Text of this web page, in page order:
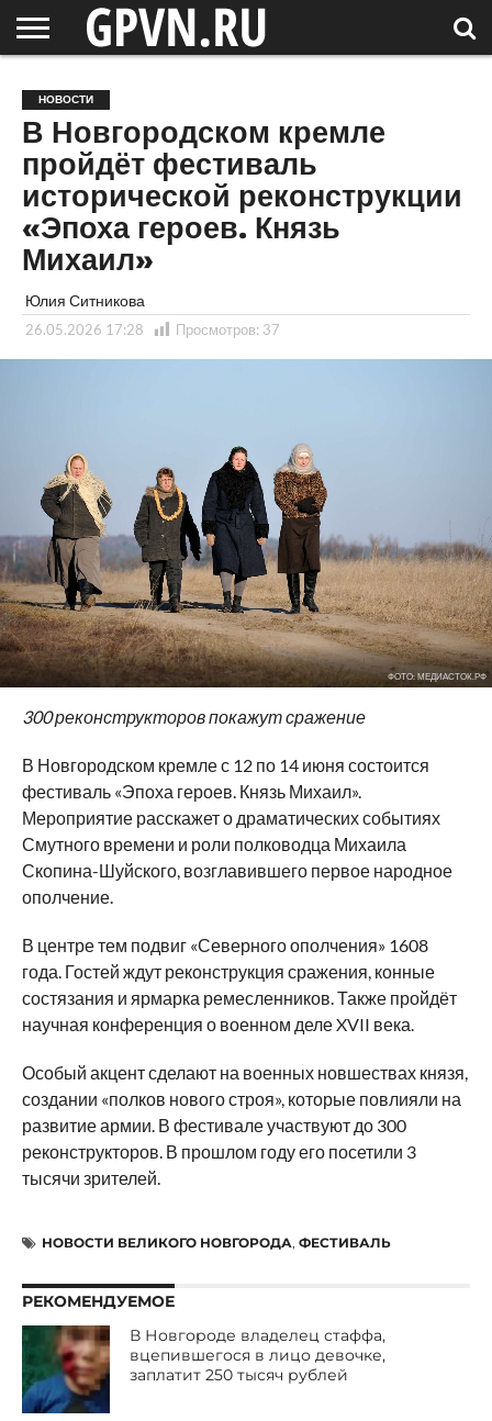
ОБЛАСТЬ
НОВОСТИ
СОСЕДЕЙ
РОССИЯ
/ МИР
СПЕЦПРОЕКТЫ
БЛОГ
СТАТЬИ
ФОТОРЕПОРТАЖИ
ИНТЕРВЬЮ
ОБЪЕКТЫ
ПОДБОРКИ
НОВОСТИ
В Новгородском кремле
пройдёт фестиваль
исторической реконструкции
«Эпоха героев. Князь
Михаил»
Юлия Ситникова
26.05.2026 17:28 Просмотров: 37
ФОТО: МЕДИАСТОК.РФ
300 реконструкторов покажут сражение
В Новгородском кремле с 12 по 14 июня состоится
фестиваль «Эпоха героев. Князь Михаил».
Мероприятие расскажет о драматических событиях
Смутного времени и роли полководца Михаила
Скопина-Шуйского, возглавившего первое народное
ополчение.
В центре тем подвиг «Северного ополчения» 1608
года. Гостей ждут реконструкция сражения, конные
состязания и ярмарка ремесленников. Также пройдёт
научная конференция о военном деле XVII века.
Особый акцент сделают на военных новшествах князя,
создании «полков нового строя», которые повлияли на
развитие армии. В фестивале участвуют до 300
реконструкторов. В прошлом году его посетили 3
тысячи зрителей.
НОВОСТИ ВЕЛИКОГО НОВГОРОДА, ФЕСТИВАЛЬ
РЕКОМЕНДУЕМОЕ
В Новгороде владелец стаффа,
вцепившегося в лицо девочке,
заплатит 250 тысяч рублей